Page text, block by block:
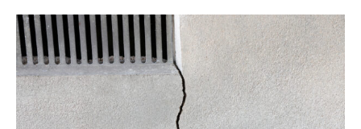
LDK リフ
ォーム
増改築・
減築・
リノベー
『ずっと
安心』通
信
法
について
Q&A
会社情報
メ
ー
ル
で
相
談